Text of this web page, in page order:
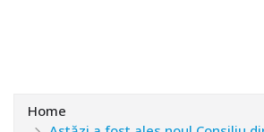
Home